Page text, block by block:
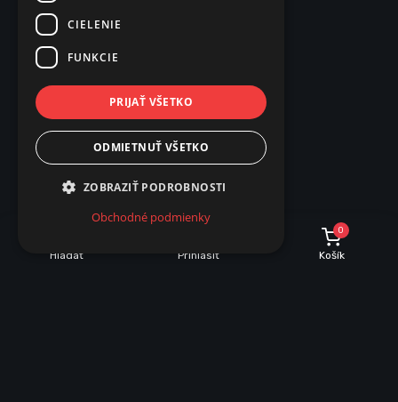
Hľadať Prihlásiť
0
Košík
CIELENIE
FUNKCIE
PRIJAŤ VŠETKO
ODMIETNUŤ VŠETKO
ZOBRAZIŤ PODROBNOSTI
Obchodné podmienky